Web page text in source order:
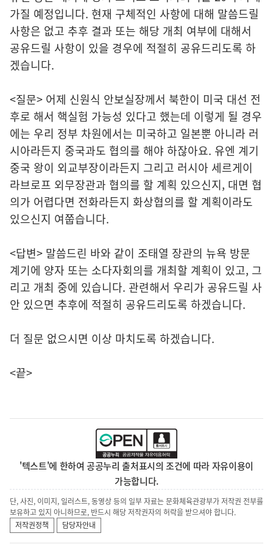
가질 예정입니다. 현재 구체적인 사항에 대해 말씀드릴
사항은 없고 추후 결과 또는 해당 개최 여부에 대해서
공유드릴 사항이 있을 경우에 적절히 공유드리도록 하
겠습니다.
<질문> 어제 신원식 안보실장께서 북한이 미국 대선 전
후로 해서 핵실험 가능성 있다고 했는데 이렇게 될 경우
에는 우리 정부 차원에서는 미국하고 일본뿐 아니라 러
시아라든지 중국과도 협의를 해야 하잖아요. 유엔 계기
중국 왕이 외교부장이라든지 그리고 러시아 세르게이
라브로프 외무장관과 협의를 할 계획 있으신지, 대면 협
의가 어렵다면 전화라든지 화상협의를 할 계획이라도
있으신지 여쭙습니다.
<답변> 말씀드린 바와 같이 조태열 장관의 뉴욕 방문
계기에 양자 또는 소다자회의를 개최할 계획이 있고, 그
리고 개최 중에 있습니다. 관련해서 우리가 공유드릴 사
안 있으면 추후에 적절히 공유드리도록 하겠습니다.
더 질문 없으시면 이상 마치도록 하겠습니다.
<끝>
'텍스트'에 한하여 공공누리 출처표시의 조건에 따라 자유이용이
가능합니다.
단, 사진, 이미지, 일러스트, 동영상 등의 일부 자료는 문화체육관광부가 저작권 전부를
보유하고 있지 아니하므로, 반드시 해당 저작권자의 허락을 받으셔야 합니다.
저작권정책
담당자안내